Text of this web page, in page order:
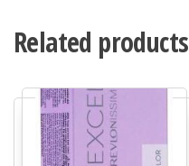
Related products